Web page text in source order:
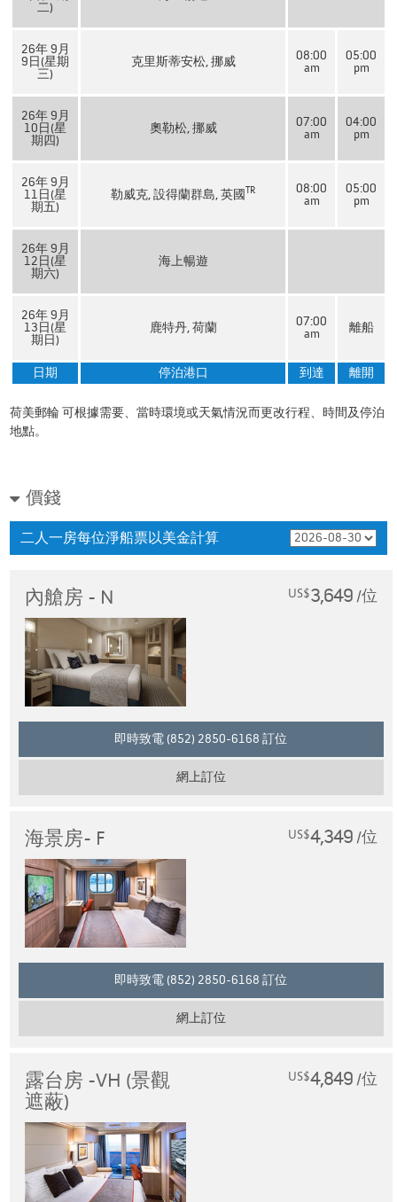
二)
26年 9月
9日(星期
三)
克里斯蒂安松, 挪威
08:00
am
05:00
pm
26年 9月
10日(星
期四)
奧勒松, 挪威
07:00
am
04:00
pm
26年 9月
11日(星
期五)
勒威克, 設得蘭群島, 英國 TR
08:00
am
05:00
pm
26年 9月
12日(星
期六)
海上暢遊
26年 9月
13日(星
期日)
鹿特丹, 荷蘭
07:00
am
離船
日期 停泊港口 到達 離開
荷美郵輪 可根據需要、當時環境或天氣情況而更改行程、時間及停泊
地點。
價錢
二人一房每位淨船票以美金計算
內艙房 - N US$3,649 /位
即時致電 (852) 2850-6168 訂位
網上訂位
海景房- F US$4,349 /位
即時致電 (852) 2850-6168 訂位
網上訂位
露台房 -VH (景觀
遮蔽)
US$4,849 /位